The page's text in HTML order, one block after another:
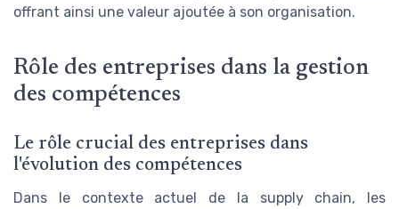
offrant ainsi une valeur ajoutée à son organisation.
Rôle des entreprises dans la gestion
des compétences
Le rôle crucial des entreprises dans
l'évolution des compétences
Dans le contexte actuel de la supply chain, les